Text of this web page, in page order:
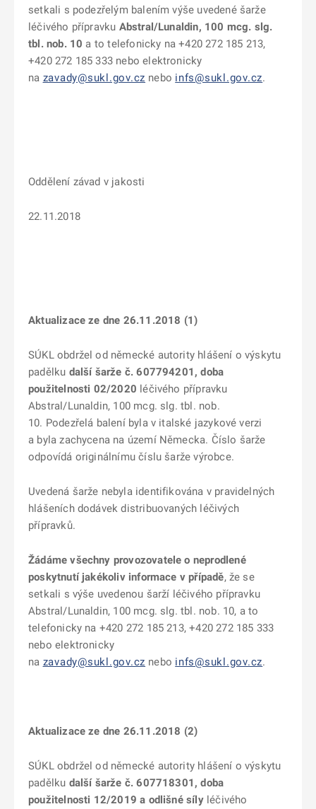
setkali s podezřelým balením výše uvedené šarže
léčivého přípravku Abstral/Lunaldin, 100 mcg. slg.
tbl. nob. 10 a to telefonicky na +420 272 185 213,
+420 272 185 333 nebo elektronicky
na zavady@sukl.gov.cz nebo infs@sukl.gov.cz.
Oddělení závad v jakosti
22.11.2018
Aktualizace ze dne 26.11.2018 (1)
SÚKL obdržel od německé autority hlášení o výskytu
padělku další šarže č. 607794201 , doba
použitelnosti 02/2020 léčivého přípravku
Abstral/Lunaldin, 100 mcg. slg. tbl. nob.
10. Podezřelá balení byla v italské jazykové verzi
a byla zachycena na území Německa. Číslo šarže
odpovídá originálnímu číslu šarže výrobce.
Uvedená šarže nebyla identifikována v pravidelných
hlášeních dodávek distribuovaných léčivých
přípravků.
Žádáme všechny provozovatele o neprodlené
poskytnutí jakékoliv informace v případě, že se
setkali s výše uvedenou šarží léčivého přípravku
Abstral/Lunaldin, 100 mcg. slg. tbl. nob. 10, a to
telefonicky na +420 272 185 213, +420 272 185 333
nebo elektronicky
na zavady@sukl.gov.cz nebo infs@sukl.gov.cz.
Aktualizace ze dne 26.11.2018 (2)
SÚKL obdržel od německé autority hlášení o výskytu
padělku další šarže č. 607718301 , doba
použitelnosti 12/2019 a odlišné sílyléčivého